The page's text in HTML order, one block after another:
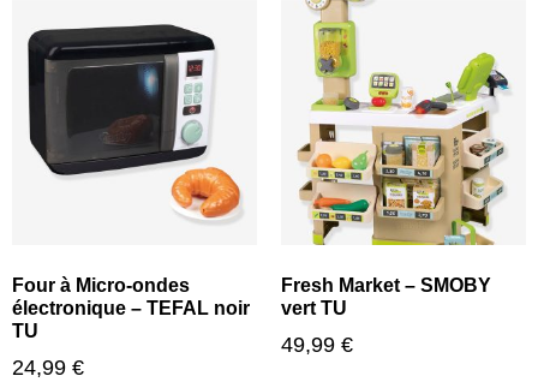
Four à Micro-ondes
électronique – TEFAL noir
TU
24,99 €
Fresh Market – SMOBY
vert TU
49,99 €